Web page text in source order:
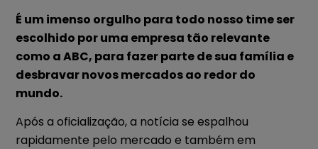
É um imenso orgulho para todo nosso time ser
escolhido por uma empresa tão relevante
como a ABC, para fazer parte de sua família e
desbravar novos mercados ao redor do
mundo.
Após a oficialização, a notícia se espalhou
rapidamente pelo mercado e também em